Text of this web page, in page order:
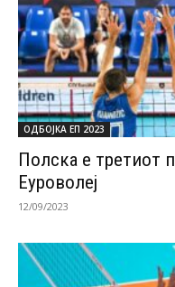
ОДБОЈКА ЕП 2023
Полска е третиот
Еуроволеј
12/09/2023